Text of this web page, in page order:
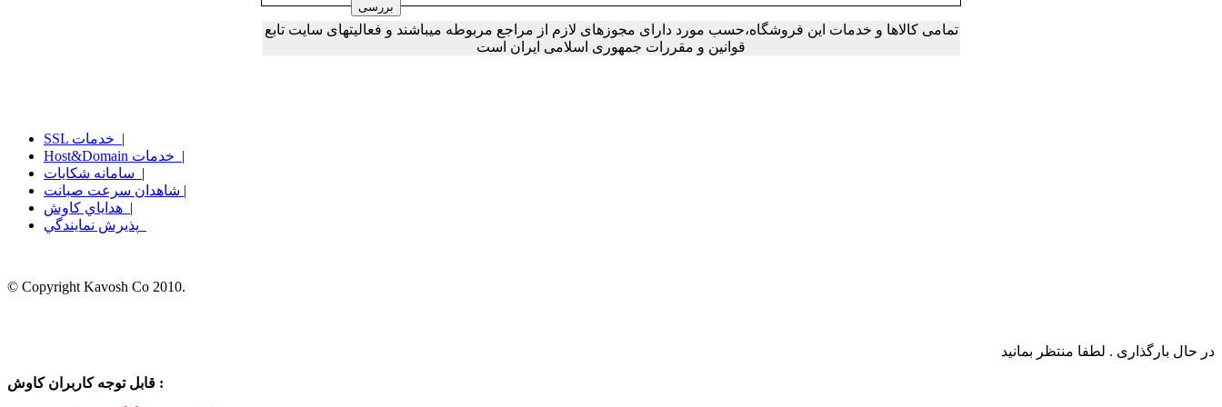
تمامی کالاها و خدمات این فروشگاه،حسب مورد دارای مجوزهای لازم از مراجع مربوطه میباشند و فعالیتهای سایت تابع
قوانین و مقررات جمهوری اسلامی ایران است
|
|
|
|
|
© Copyright Kavosh Co 2010.
در حال بارگذاری . لطفا منتظر بمانید
قابل توجه کاربران کاوش :